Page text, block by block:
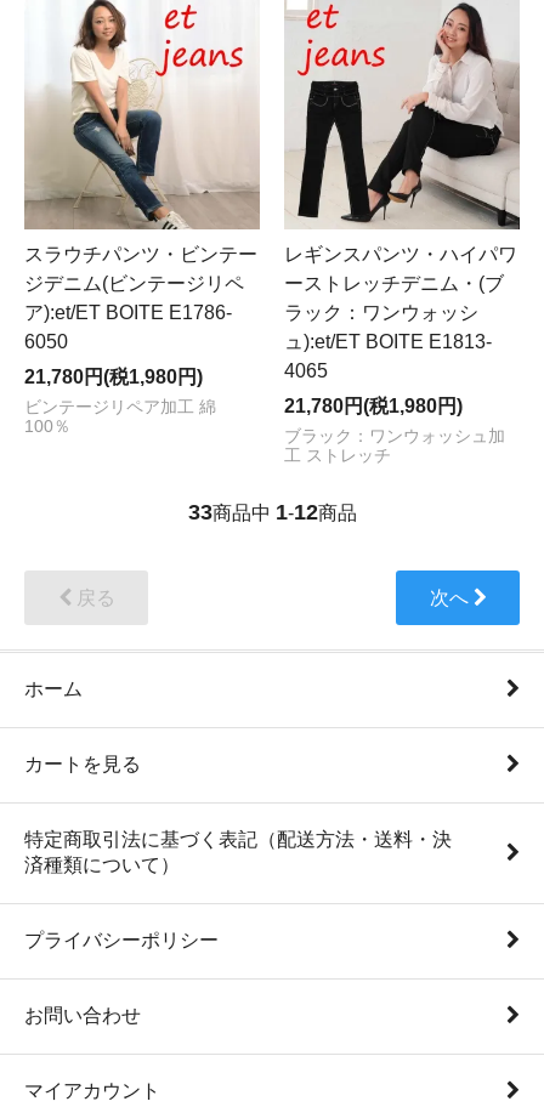
スラウチパンツ・ビンテー
ジデニム(ビンテージリペ
ア):et/ET BOITE E1786-
6050
21,780円(税1,980円)
ビンテージリペア加工 綿
100％
レギンスパンツ・ハイパワ
ーストレッチデニム・(ブ
ラック：ワンウォッシ
ュ):et/ET BOITE E1813-
4065
21,780円(税1,980円)
ブラック：ワンウォッシュ加
工 ストレッチ
33商品中 1-12商品
戻る 次へ
ホーム
カートを見る
特定商取引法に基づく表記（配送方法・送料・決
済種類について）
プライバシーポリシー
お問い合わせ
マイアカウント